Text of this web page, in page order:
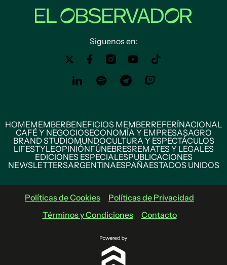
Siguenos en:
HOMEMEMBERBENEFICIOS MEMBERREFERÍNACIONAL
CAFÉ Y NEGOCIOSECONOMÍA Y EMPRESASAGRO
BRAND STUDIOMUNDOCULTURA Y ESPECTÁCULOS
LIFESTYLEOPINIÓNFÚNEBRESREMATES Y LEGALES
EDICIONES ESPECIALESPUBLICACIONES
NEWSLETTERSARGENTINAESPAÑAESTADOS UNIDOS
Políticas de Cookies
Políticas de Privacidad
Términos y Condiciones
Contacto